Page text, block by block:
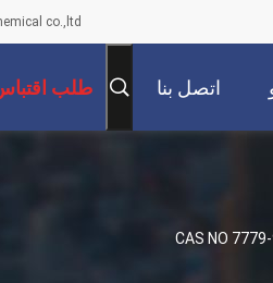
co.,ltd
اتصل بنا طلب